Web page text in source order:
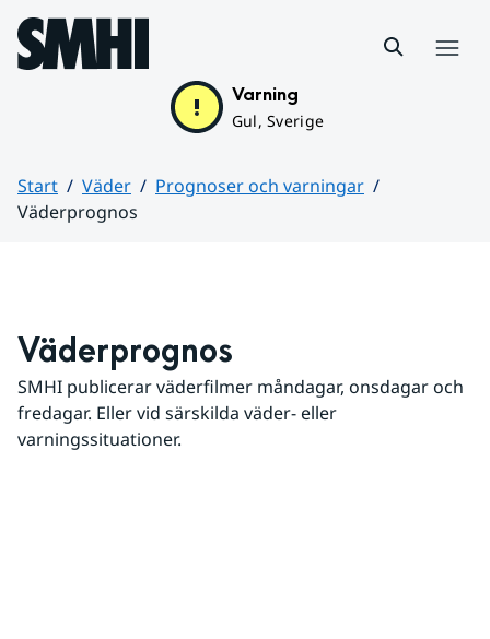
Hoppa till sidans innehåll
Varning
Gul, Sverige
Start Väder
Prognoser och varningar
Väderprognos
Väderprognos
SMHI publicerar väderfilmer måndagar, onsdagar och
fredagar. Eller vid särskilda väder- eller
varningssituationer.